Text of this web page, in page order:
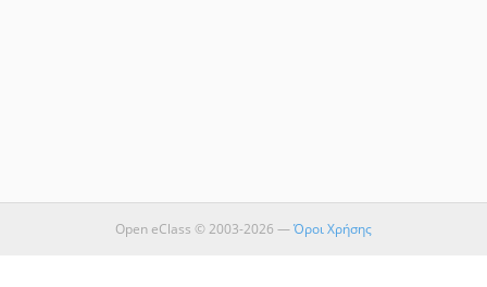
Open eClass © 2003-2026 —Όροι Χρήσης